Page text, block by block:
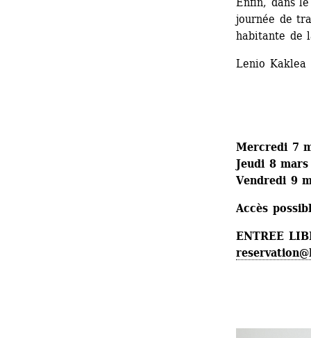
journée de
habitante de
Lenio Kaklea
Mercredi 7
Jeudi 8
Vendredi 9
Accès
ENTREE